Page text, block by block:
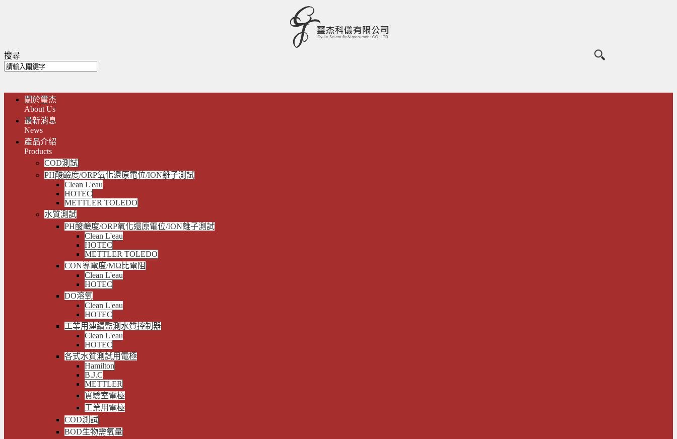
搜尋
關於璽杰
About Us
最新消息
News
產品介紹
Products
COD測試
PH酸鹼度/ORP氧化還原電位/ION離子測試
Clean L'eau
HOTEC
METTLER TOLEDO
水質測試
PH酸鹼度/ORP氧化還原電位/ION離子測試
Clean L'eau
HOTEC
METTLER TOLEDO
CON導電度/MΩ比電阻
Clean L'eau
HOTEC
DO溶氧
Clean L'eau
HOTEC
工業用連續監測水質控制器
Clean L'eau
HOTEC
各式水質測試用電極
Hamilton
B.J.C
METTLER
實驗室電極
工業用電極
COD測試
BOD生物需氧量